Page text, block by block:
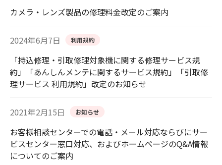
カメラ・レンズ製品の修理料金改定のご案内
2024年6月7日 利用規約
「持込修理・引取修理対象機に関する修理サービス規
約」「あんしんメンテに関するサービス規約」「引取修
理サービス 利用規約」改定のお知らせ
2021年2月15日 お知らせ
お客様相談センターでの電話・メール対応ならびにサー
ビスセンター窓口対応、およびホームページのQ&A情報
についてのご案内